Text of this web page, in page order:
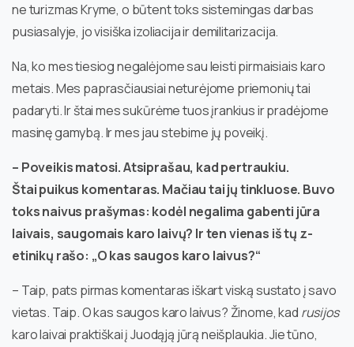
ne turizmas Kryme, o būtent toks sistemingas darbas
pusiasalyje, jo visiška izoliacija ir demilitarizacija.
Na, ko mes tiesiog negalėjome sau leisti pirmaisiais karo
metais. Mes paprasčiausiai neturėjome priemonių tai
padaryti. Ir štai mes sukūrėme tuos įrankius ir pradėjome
masinę gamybą. Ir mes jau stebime jų poveikį.
– Poveikis matosi. Atsiprašau, kad pertraukiu.
Štai puikus komentaras. Mačiau tai jų tinkluose. Buvo
toks naivus prašymas: kodėl negalima gabenti jūra
laivais, saugomais karo laivų? Ir ten vienas iš tų z-
etinikų rašo: „O kas saugos karo laivus?“
– Taip, pats pirmas komentaras iškart viską sustato į savo
vietas. Taip. O kas saugos karo laivus? Žinome, kad rusijos
karo laivai praktiškai į Juodąją jūrą neišplaukia. Jie tūno,